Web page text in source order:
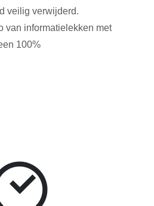
veilig verwijderd.
van informatielekken met
100%